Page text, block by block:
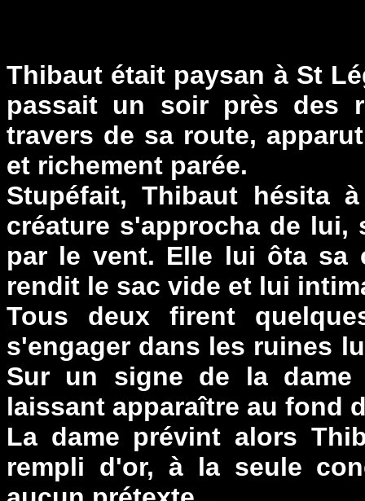
Thibaut était paysan à St
passait un soir près des
travers de sa route,
et richement parée.
Stupéfait, Thibaut hésita
créature s'approcha de lui,
par le vent. Elle lui ôta sa
rendit le sac vide et lui
Tous deux firent
s'engager dans les ruines
Sur un signe de la dame
laissant apparaître au fond
La dame prévint alors
rempli d'or, à la seule